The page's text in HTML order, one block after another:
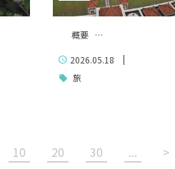
概要 …
2026.05.18
|
旅
10 20 30 ... >